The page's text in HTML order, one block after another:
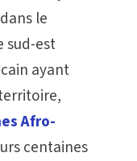
le
sud-est
ayant
Afro-
centaines